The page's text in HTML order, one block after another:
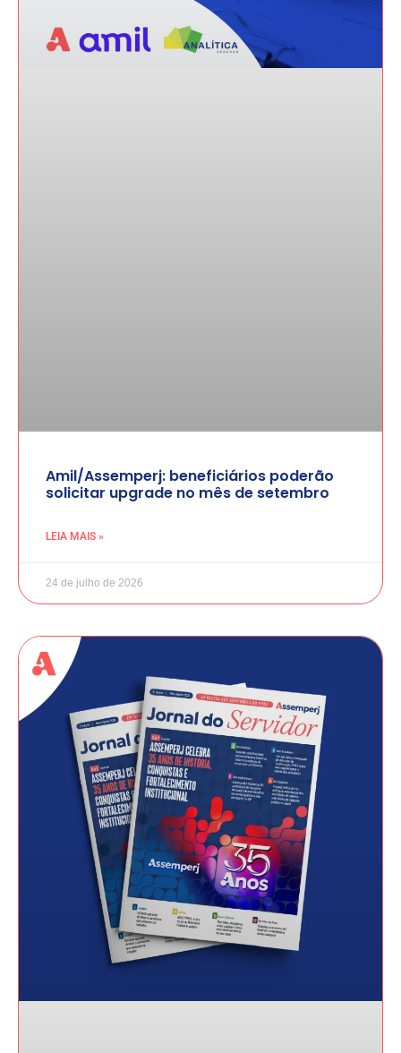
Amil/Assemperj: beneficiários poderão
solicitar upgrade no mês de setembro
LEIA MAIS »
24 de julho de 2026